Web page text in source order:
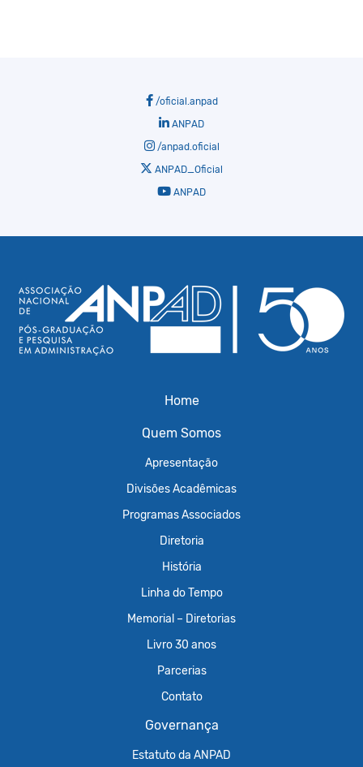
/oficial.anpad
ANPAD
/anpad.oficial
ANPAD_Oficial
ANPAD
Home
Quem Somos
Apresentação
Divisões Acadêmicas
Programas Associados
Diretoria
História
Linha do Tempo
Memorial – Diretorias
Livro 30 anos
Parcerias
Contato
Governança
Estatuto da ANPAD